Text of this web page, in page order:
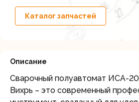
Каталог запчастей
Описание
Сварочный полуавтомат ИСА-
Вихрь – это современный